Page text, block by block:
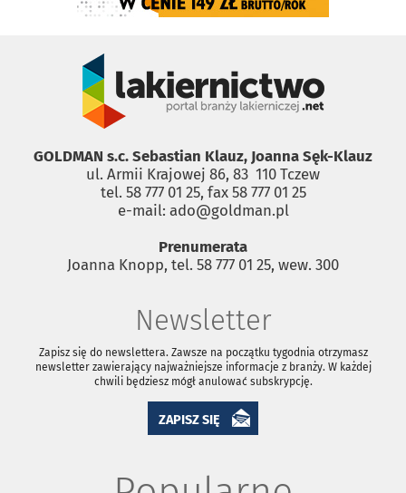
GOLDMAN s.c. Sebastian Klauz, Joanna Sęk-Klauz
ul. Armii Krajowej 86, 83 ­ 110 Tczew
tel. 58 777 01 25, fax 58 777 01 25
e-mail: ado@goldman.pl
Prenumerata
Joanna Knopp, tel. 58 777 01 25, wew. 300
Newsletter
Zapisz się do newslettera. Zawsze na początku tygodnia otrzymasz
newsletter zawierający najważniejsze informacje z branży. W każdej
chwili będziesz mógł anulować subskrypcję.
ZAPISZ SIĘ